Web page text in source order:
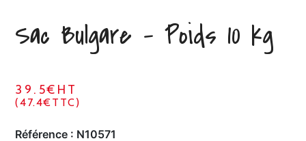
Sac Bulgare – Poids 10 kg
39.5€HT
(47.4€TTC)
Référence : N10571